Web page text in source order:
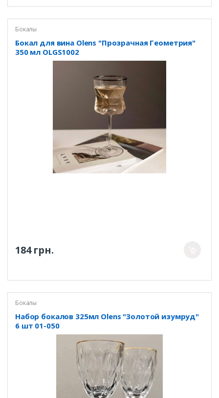
Бокалы
Бокал для вина Olens "Прозрачная Геометрия"
350 мл OLGS1002
184 грн.
Бокалы
Набор бокалов 325мл Olens "Золотой изумруд"
6 шт 01-050